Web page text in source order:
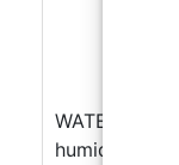
WATER PRO
humidité